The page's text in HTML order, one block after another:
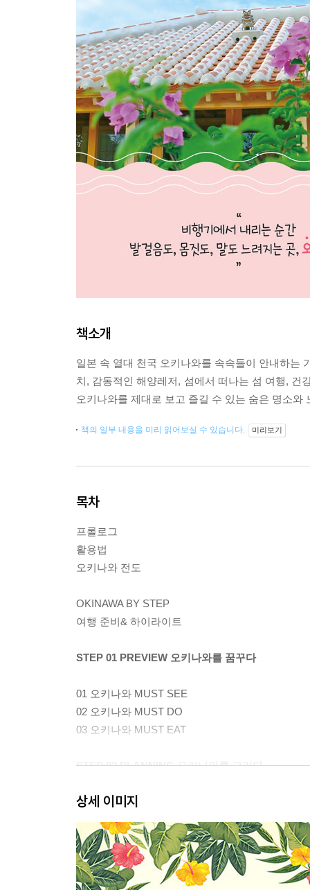
책소개
일본 속 열대 천국 오키나와를 속속들이 안내하는
치, 감동적인 해양레저, 섬에서 떠나는 섬 여행, 건
오키나와를 제대로 보고 즐길 수 있는 숨은 명소와
책의 일부 내용을 미리 읽어보실 수 있습니다. 미리보기
목차
프롤로그
활용법
오키나와 전도
OKINAWA BY STEP
여행 준비& 하이라이트
STEP 01 PREVIEW 오키나와를 꿈꾸다
01 오키나와 MUST SEE
02 오키나와 MUST DO
03 오키나와 MUST EAT
STEP 02 PLANNING 오키나와를 그리다
01 아이와 함께 떠나는 4박5일 가족여행
02 로맨틱 절경 3박4일 드라이브 코스
03 렌터카 없이 떠나는 6박7일 오키나와 & 야에야
04 오직 휴식이 목적, 4박5일 리조트 휴식여행
05 외로울 틈이 없는 4박5일 오키나와 싱글여행
상세 이미지